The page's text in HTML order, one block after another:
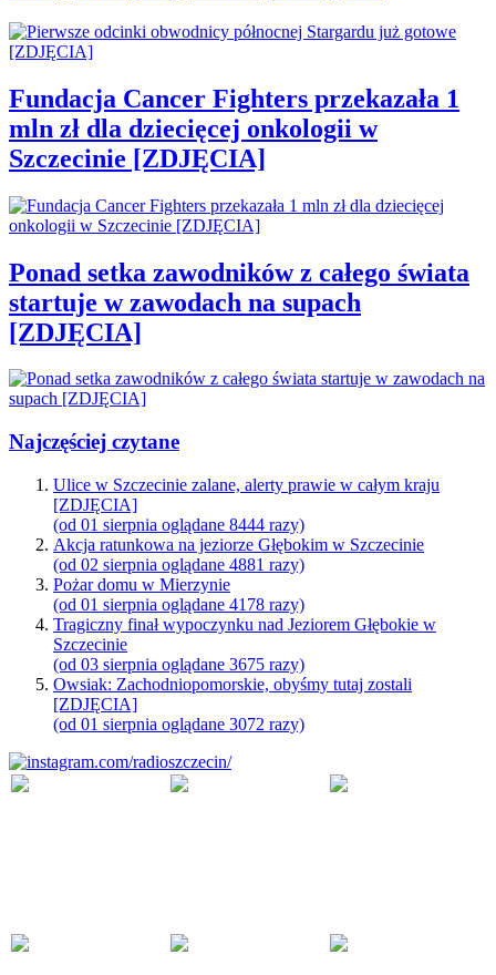
Fundacja Cancer Fighters przekazała 1
mln zł dla dziecięcej onkologii w
Szczecinie [ZDJĘCIA]
Ponad setka zawodników z całego świata
startuje w zawodach na supach
[ZDJĘCIA]
Najczęściej czytane
Ulice w Szczecinie zalane, alerty prawie w całym kraju
[ZDJĘCIA]
(od 01 sierpnia oglądane 8444 razy)
Akcja ratunkowa na jeziorze Głębokim w Szczecinie
(od 02 sierpnia oglądane 4881 razy)
Pożar domu w Mierzynie
(od 01 sierpnia oglądane 4178 razy)
Tragiczny finał wypoczynku nad Jeziorem Głębokie w
Szczecinie
(od 03 sierpnia oglądane 3675 razy)
Owsiak: Zachodniopomorskie, obyśmy tutaj zostali
[ZDJĘCIA]
(od 01 sierpnia oglądane 3072 razy)